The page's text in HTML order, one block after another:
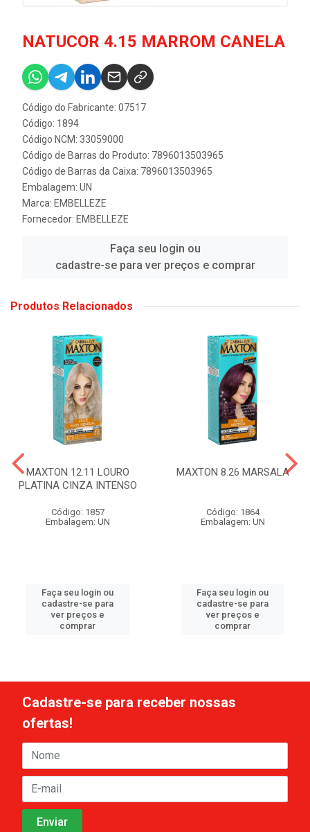
NATUCOR 4.15 MARROM CANELA
Código do Fabricante: 07517
Código: 1894
Código NCM: 33059000
Código de Barras do Produto: 7896013503965
Código de Barras da Caixa: 7896013503965
Embalagem: UN
Marca: EMBELLEZE
Fornecedor: EMBELLEZE
Faça seu login ou
cadastre-se para ver preços e comprar
Produtos Relacionados
MAXTON 12.11 LOURO
PLATINA CINZA INTENSO
Código: 1857
Embalagem: UN
Faça seu login ou
cadastre-se para
ver preços e
comprar
MAXTON 8.26 MARSALA
Código: 1864
Embalagem: UN
Faça seu login ou
cadastre-se para
ver preços e
comprar
Cadastre-se para receber nossas
ofertas!